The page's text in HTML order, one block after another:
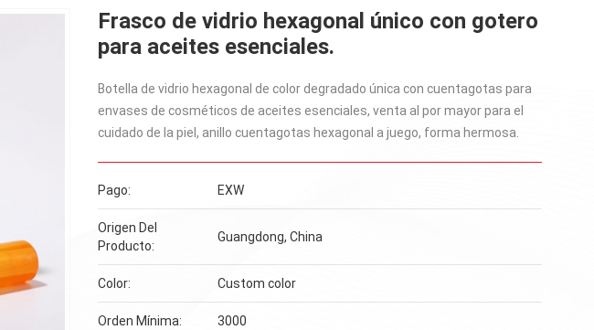
Frasco de vidrio hexagonal único con gotero
para aceites esenciales.
Botella de vidrio hexagonal de color degradado única con cuentagotas para
envases de cosméticos de aceites esenciales, venta al por mayor para el
cuidado de la piel, anillo cuentagotas hexagonal a juego, forma hermosa.
Pago: EXW
Origen Del
Producto:
Guangdong, China
Color: Custom color
Orden Mínima: 3000